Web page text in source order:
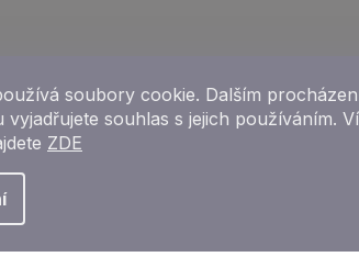
soubory cookie. Dalším
souhlas s jejich používáním.
ZDE
Copyright 2026